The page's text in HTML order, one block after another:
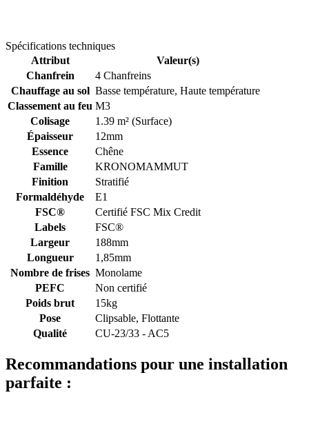
Spécifications techniques
Attribut
Valeur(s)
Chanfrein
4 Chanfreins
Chauffage au sol Basse température, Haute température
Classement au feu M3
Colisage
1.39 m² (Surface)
Épaisseur
12mm
Essence
Chêne
Famille
KRONOMAMMUT
Finition
Stratifié
Formaldéhyde
E1
FSC®
Certifié FSC Mix Credit
Labels
FSC®
Largeur
188mm
Longueur
1,85mm
Nombre de frises Monolame
PEFC
Non certifié
Poids brut
15kg
Pose
Clipsable, Flottante
Qualité
CU-23/33 - AC5
Recommandations pour une installation
parfaite :